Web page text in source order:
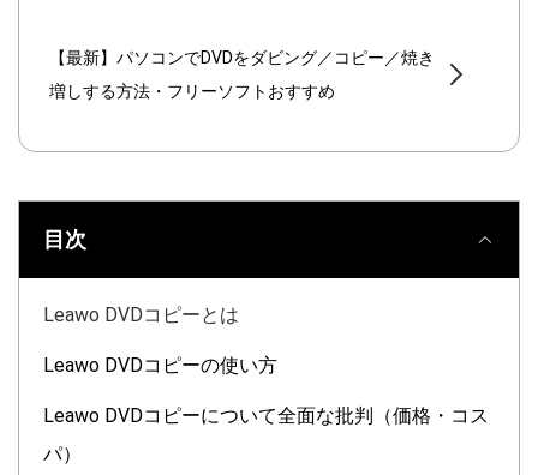
【最新】パソコンでDVDをダビング／コピー／焼き
増しする方法・フリーソフトおすすめ
目次
Leawo DVDコピーとは
Leawo DVDコピーの使い方
Leawo DVDコピーについて全面な批判（価格・コス
パ）